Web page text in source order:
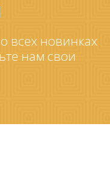
всех новинках
нам свои